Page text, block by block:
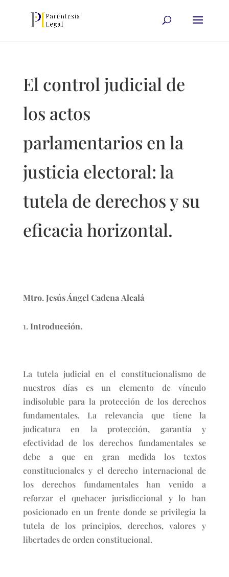
El control judicial de
los actos
parlamentarios en la
justicia electoral: la
tutela de derechos y su
eficacia horizontal.
Mtro. Jesús Ángel Cadena Alcalá
Introducción.
La tutela judicial en el constitucionalismo de
nuestros días es un elemento de vínculo
indisoluble para la protección de los derechos
fundamentales. La relevancia que tiene la
judicatura en la protección, garantía y
efectividad de los derechos fundamentales se
debe a que en gran medida los textos
constitucionales y el derecho internacional de
los derechos fundamentales han venido a
reforzar el quehacer jurisdiccional y lo han
posicionado en un frente donde se privilegia la
tutela de los principios, derechos, valores y
libertades de orden constitucional.